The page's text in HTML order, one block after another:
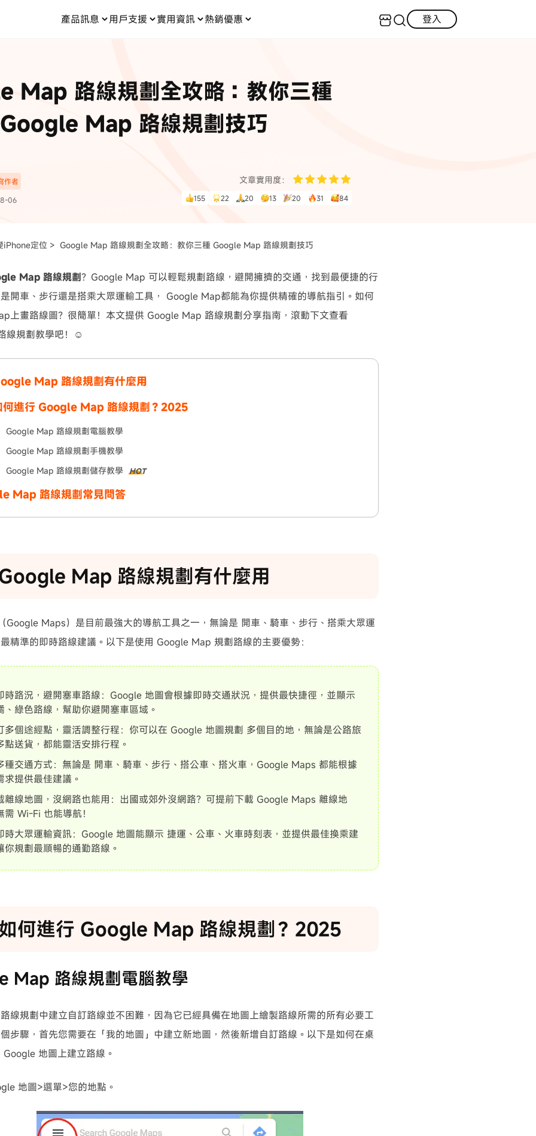
產品訊息
料救援
資料救援
新版本
UltData LINE 數據恢復
UltData WhatsApp 數據恢復
·三星手機螢幕黑屏
用戶支援 實用資訊
接硬碟
片如何
·Pokemo GO Plus 無法配對
·大家報寶貝
·寶可夢自動抓寶
人像修圖 AI 資訊
資料救援
為您提供最實用的數位教學
熱銷優惠
暢遊全球！
登入
Map 路線規劃全攻略：教你三種
Google Map 路線規劃技巧
作者
06
文章實用度：
155 22 20 13 20 31 84
iPhone定位 > Google Map 路線規劃全攻略：教你三種 Google Map 路線規劃技巧
Map 路線規劃？Google Map 可以輕鬆規劃路線，避開擁擠的交通，找到最便捷的行
開車、步行還是搭乘大眾運輸工具， Google Map都能為你提供精確的導航指引。如何
上畫路線圖？很簡單！本文提供 Google Map 路線規劃分享指南，滾動下文查看
線規劃教學吧！☺
Map 路線規劃有什麼用
何進行 Google Map 路線規劃？2025
Google Map 路線規劃電腦教學
Google Map 路線規劃手機教學
Google Map 路線規劃儲存教學
HOT
Map 路線規劃常見問答
Map 路線規劃有什麼用
Google Maps）是目前最強大的導航工具之一，無論是 開車、騎車、步行、搭乘大眾運
精準的即時路線建議。以下是使用 Google Map 規劃路線的主要優勢：
時路況，避開塞車路線：Google 地圖會根據即時交通狀況，提供最快捷徑，並顯示
、綠色路線，幫助你避開塞車區域。
多個途經點，靈活調整行程：你可以在 Google 地圖規劃 多個目的地，無論是公路旅
點送貨，都能靈活安排行程。
種交通方式：無論是 開車、騎車、步行、搭公車、搭火車，Google Maps 都能根據
求提供最佳建議。
離線地圖，沒網路也能用：出國或郊外沒網路？可提前下載 Google Maps 離線地
需 Wi-Fi 也能導航！
時大眾運輸資訊：Google 地圖能顯示 捷運、公車、火車時刻表，並提供最佳換乘建
你規劃最順暢的通勤路線。
何進行 Google Map 路線規劃？2025
Map 路線規劃電腦教學
線規劃中建立自訂路線並不困難，因為它已經具備在地圖上繪製路線所需的所有必要工
步驟，首先您需要在「我的地圖」中建立新地圖，然後新增自訂路線。以下是如何在桌
地圖上建立路線。
地圖>選單>您的地點。